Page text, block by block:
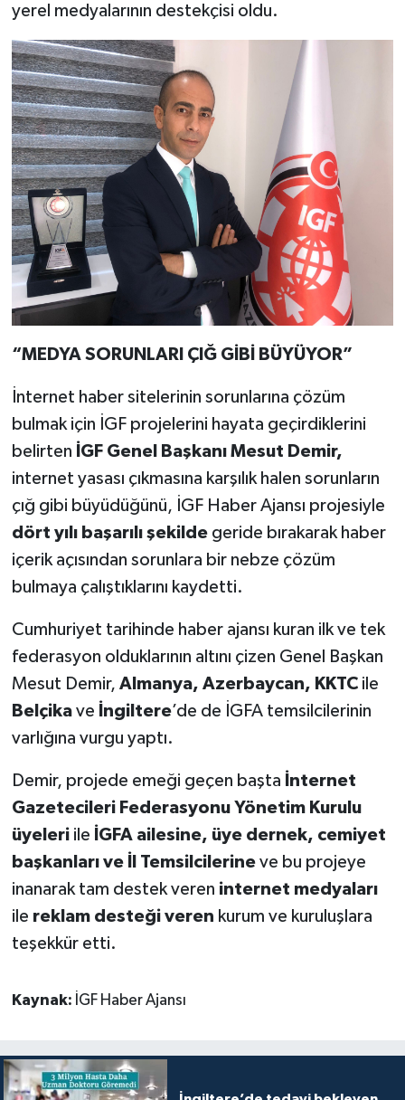
yerel medyalarının destekçisi oldu.
“MEDYA SORUNLARI ÇIĞ GİBİ BÜYÜYOR”
İnternet haber sitelerinin sorunlarına çözüm
bulmak için İGF projelerini hayata geçirdiklerini
belirten İGF Genel Başkanı Mesut Demir,
internet yasası çıkmasına karşılık halen sorunların
çığ gibi büyüdüğünü, İGF Haber Ajansı projesiyle
dört yılı başarılı şekilde geride bırakarak haber
içerik açısından sorunlara bir nebze çözüm
bulmaya çalıştıklarını kaydetti.
Cumhuriyet tarihinde haber ajansı kuran ilk ve tek
federasyon olduklarının altını çizen Genel Başkan
Mesut Demir, Almanya, Azerbaycan, KKTC ile
Belçika ve İngiltere’de de İGFA temsilcilerinin
varlığına vurgu yaptı.
Demir, projede emeği geçen başta İnternet
Gazetecileri Federasyonu Yönetim Kurulu
üyeleriile İGFA ailesine, üye dernek, cemiyet
başkanları ve İl Temsilcilerine ve bu projeye
inanarak tam destek veren internet medyaları
ile reklam desteği veren kurum ve kuruluşlara
teşekkür etti.
Kaynak: İGF Haber Ajansı